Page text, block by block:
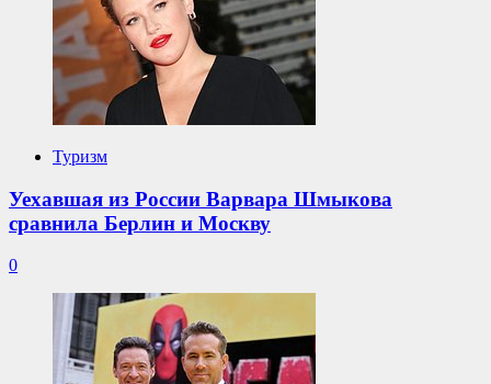
Туризм
Уехавшая из России Варвара Шмыкова
сравнила Берлин и Москву
0